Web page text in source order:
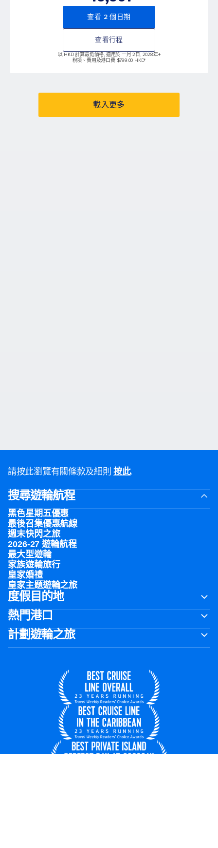
查看 2 個日期
查看行程
以 HKD 計算最低價格, 適用於 一月 2日, 2028年+
稅項、費用及港口費 $799.00 HKD*
載入更多
請按此瀏覽有關條款及細則按此.
搜尋遊輪航程
黑色星期五優惠
最後召集優惠航線
週末快閃之旅
2026-27 遊輪航程
最大型遊輪
家族遊輪旅行
皇家婚禮
皇家主題遊輪之旅
度假目的地
熱門港口
計劃遊輪之旅